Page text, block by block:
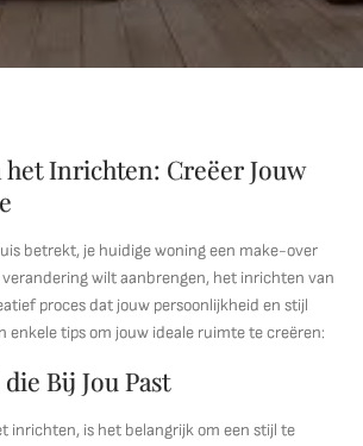
het Inrichten: Creëer Jouw
betrekt, je huidige woning een make-over
wilt aanbrengen, het inrichten van
proces dat jouw persoonlijkheid en stijl
enkele tips om jouw ideale ruimte te creëren:
Bij Jou Past
inrichten, is het belangrijk om een stijl te